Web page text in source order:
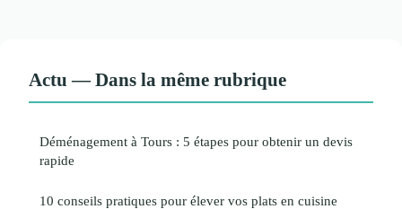
Actu — Dans la même rubrique
Déménagement à Tours : 5 étapes pour obtenir un devis
rapide
10 conseils pratiques pour élever vos plats en cuisine